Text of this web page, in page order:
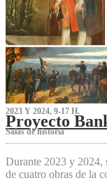
2023 Y 2024, 9-17 H.
Proyecto
S‌alas de historia
Durante 2023 y 2024,
de cuatro obras de la